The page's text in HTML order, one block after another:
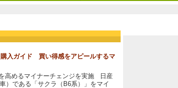
購入ガイド 買い得感をアピールするマ
高めるマイナーチェンジを実施 日産
）である「サクラ（B6系）」をマイ